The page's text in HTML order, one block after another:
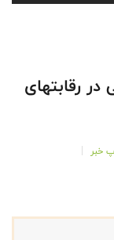
رقابتهای
خبر